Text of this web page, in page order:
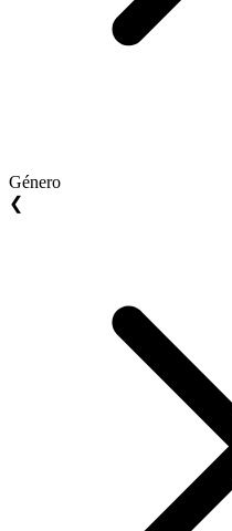
Género
❮